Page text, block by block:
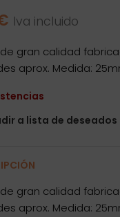
Iva incluido
gran calidad
aprox. Medida:
a lista de deseados
gran calidad
aprox. Medida: